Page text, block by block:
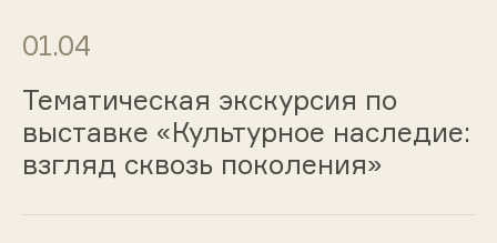
01.04
Тематическая экскурсия по
выставке «Культурное наследие:
взгляд сквозь поколения»